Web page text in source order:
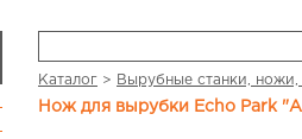
Каталог > Вырубные станки, ножи,
Нож для вырубки Echo Park